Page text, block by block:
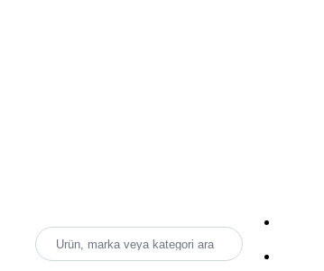
Ürün, marka veya kategori ara